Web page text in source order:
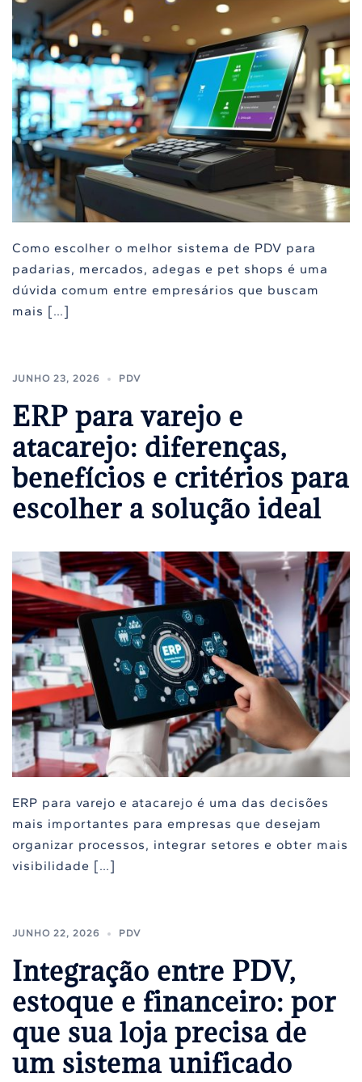
Como escolher o melhor sistema de PDV para
padarias, mercados, adegas e pet shops é uma
dúvida comum entre empresários que buscam
mais […]
JUNHO 23, 2026 PDV
ERP para varejo e
atacarejo: diferenças,
benefícios e critérios para
escolher a solução ideal
ERP para varejo e atacarejo é uma das decisões
mais importantes para empresas que desejam
organizar processos, integrar setores e obter mais
visibilidade […]
JUNHO 22, 2026 PDV
Integração entre PDV,
estoque e financeiro: por
que sua loja precisa de
um sistema unificado